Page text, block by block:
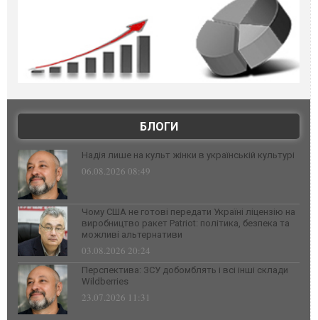
БЛОГИ
Надія лише на культ жінки в українській культурі
06.08.2026 08:49
Чому США не готові передати Україні ліцензію на
виробництво ракет Patriot: політика, безпека та
можливі альтернативи
03.08.2026 20:24
Перспектива: ЗСУ добомблять і всі інші склади
Wildberries
23.07.2026 11:31